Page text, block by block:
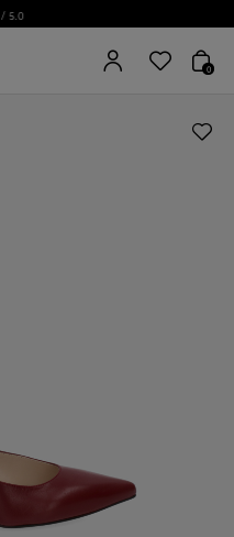
75 ANIVERSARIO | Desde 1951
0